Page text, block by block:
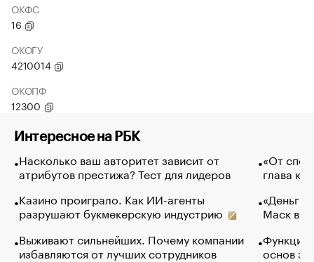
ОКФС
16
ОКОГУ
4210014
ОКОПФ
12300
Интересное на РБК
Насколько ваш авторитет зависит от
атрибутов престижа? Тест для лидеров
Казино проиграло. Как ИИ-агенты
разрушают букмекерскую индустрию
Выживают сильнейших. Почему компании
избавляются от лучших сотрудников
«От
глава
«Деньги
Маск в
Функции
основ